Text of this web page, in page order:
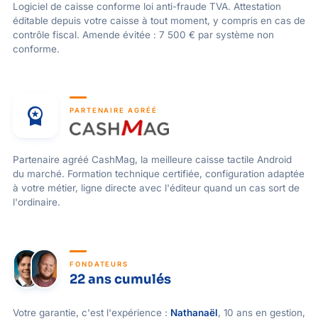
Logiciel de caisse conforme loi anti-fraude TVA. Attestation
éditable depuis votre caisse à tout moment, y compris en cas de
contrôle fiscal. Amende évitée : 7 500 € par système non
conforme.
workspace_premium PARTENAIRE AGRÉÉ
Partenaire agréé CashMag, la meilleure caisse tactile Android
du marché. Formation technique certifiée, configuration adaptée
à votre métier, ligne directe avec l'éditeur quand un cas sort de
l'ordinaire.
FONDATEURS
22 ans cumulés
Votre garantie, c'est l'expérience : Nathanaël, 10 ans en gestion,